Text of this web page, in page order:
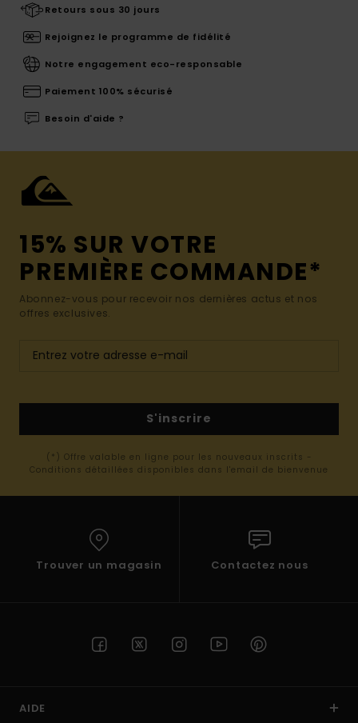
Retours sous 30 jours
Rejoignez le programme de fidélité
Notre engagement eco-responsable
Paiement 100% sécurisé
Besoin d'aide ?
15% SUR VOTRE
PREMIÈRE COMMANDE*
Abonnez-vous pour recevoir nos dernières actus et nos
offres exclusives.
S'inscrire
(*) Offre valable en ligne pour les nouveaux inscrits -
Conditions détaillées disponibles dans l'email de bienvenue
Trouver un magasin Contactez nous
AIDE